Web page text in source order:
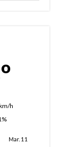
h
Mar. 11